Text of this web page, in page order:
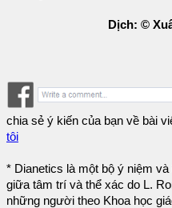
Dịch: ©
chia sẻ ý kiến của bạn về bài
tôi
* Dianetics là một bộ ý niệm
giữa tâm trí và thể xác do L.
những người theo Khoa học